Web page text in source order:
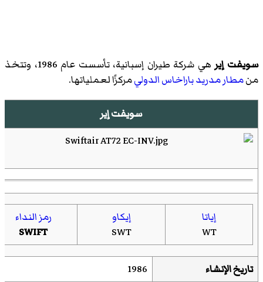
سويفت إير
هي شركة طيران إسبانية، تأسست عام 1986، وتتخذ
منمطار مدريد باراخاس الدوليمركزًا لعملياتها.
سويفت إير
إياتا
WT
إيكاو
SWT
رمز النداء
SWIFT
تاريخ الإنشاء 1986